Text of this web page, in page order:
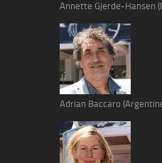
Annette Gjerde-Hansen
Adrian Baccaro